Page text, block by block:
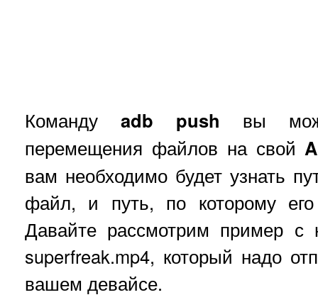
Команду adb push вы
перемещения файлов на свой
вам необходимо будет узнать
файл, и путь, по которому его
Давайте рассмотрим пример
superfreak.mp4, который надо
вашем девайсе.